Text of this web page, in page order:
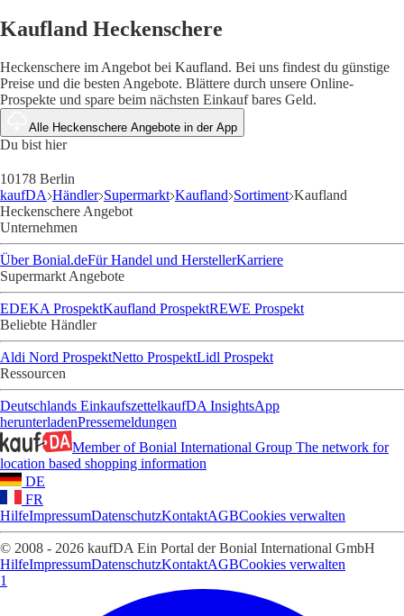
Kaufland Heckenschere
Heckenschere im Angebot bei Kaufland. Bei uns findest du günstige
Preise und die besten Angebote. Blättere durch unsere Online-
Prospekte und spare beim nächsten Einkauf bares Geld.
Alle Heckenschere Angebote in der App
Du bist hier
10178 Berlin
kaufDA Händler Supermarkt Kaufland Sortiment Kaufland
Heckenschere Angebot
Unternehmen
Über Bonial.deFür Handel und HerstellerKarriere
Supermarkt Angebote
EDEKA ProspektKaufland ProspektREWE Prospekt
Beliebte Händler
Aldi Nord ProspektNetto ProspektLidl Prospekt
Ressourcen
Deutschlands EinkaufszettelkaufDA InsightsApp
herunterladenPressemeldungen
Member of Bonial International Group The network for
location based shopping information
DE
FR
HilfeImpressumDatenschutzKontaktAGBCookies verwalten
© 2008 - 2026 kaufDA Ein Portal der Bonial International GmbH
HilfeImpressumDatenschutzKontaktAGBCookies verwalten
1